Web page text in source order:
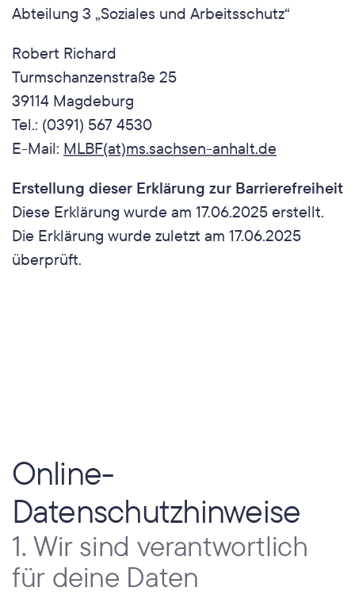
Abteilung 3 „Soziales und Arbeitsschutz“
Robert Richard
Turmschanzenstraße 25
39114 Magdeburg
Tel.: (0391) 567 4530
E-​Mail: MLBF(at)ms.sachsen-​anhalt.de
Erstellung dieser Erklärung zur Barrierefreiheit
Diese Erklärung wurde am 17.06.2025 erstellt.
Die Erklärung wurde zuletzt am 17.06.2025
überprüft.
Online-
Datenschutzhinweise
1. Wir sind verantwortlich
für deine Daten